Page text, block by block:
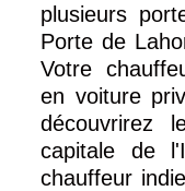
plusieurs
Porte de
Votre
en voiture
découvrirez
capitale de
chauffeur